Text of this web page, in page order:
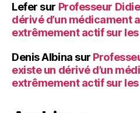
Lefer sur Professeur
dérivé d’un médicament
extrêmement actif sur
Denis Albina sur
existe un dérivé d’un
extrêmement actif sur